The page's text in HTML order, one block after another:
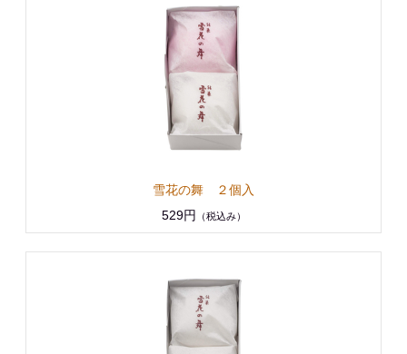
雪花の舞 ２個入
529円
（税込み）